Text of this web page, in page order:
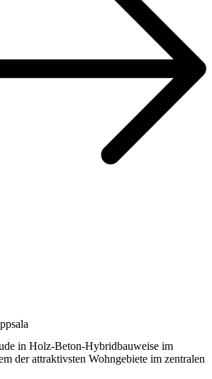
in Holz-Beton-Hybridbauweise im
der attraktivsten Wohngebiete im zentralen